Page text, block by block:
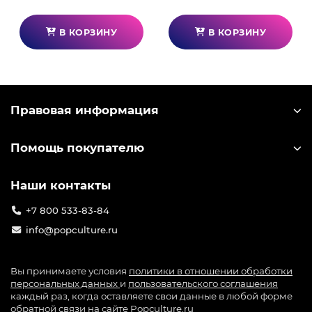
производителей.
Параметры:
79,98 х 79,91 мм.
В КОРЗИНУ В КОРЗИНУ
Правовая информация
Помощь покупателю
Наши контакты
+7 800 533-83-84
info@popculture.ru
Вы принимаете условия политики в отношении обработки
персональных данных и пользовательского соглашения
каждый раз, когда оставляете свои данные в любой форме
обратной связи на сайте Popculture.ru